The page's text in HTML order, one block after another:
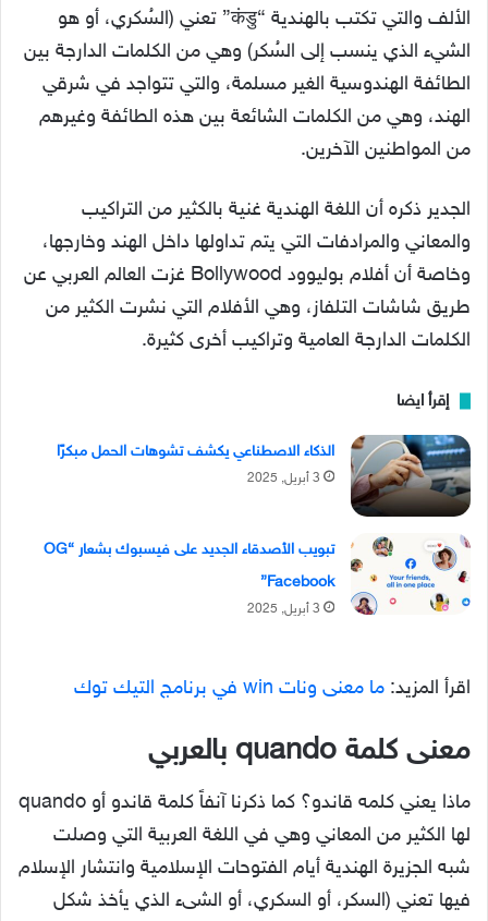
الألف والتي تكتب بالهندية “कंडु” تعني (السُكري، أو هو
الشيء الذي ينسب إلى السُكر) وهي من الكلمات الدارجة بين
الطائفة الهندوسية الغير مسلمة، والتي تتواجد في شرقي
الهند، وهي من الكلمات الشائعة بين هذه الطائفة وغيرهم
من المواطنين الآخرين.
الجدير ذكره أن اللغة الهندية غنية بالكثير من التراكيب
والمعاني والمرادفات التي يتم تداولها داخل الهند وخارجها،
وخاصة أن أفلام بوليوود Bollywood غزت العالم العربي عن
طريق شاشات التلفاز، وهي الأفلام التي نشرت الكثير من
الكلمات الدارجة العامية وتراكيب أخرى كثيرة.
إقرأ ايضا
الذكاء الاصطناعي يكشف تشوهات الحمل مبكرًا
3 أبريل, 2025
تبويب الأصدقاء الجديد على فيسبوك بشعار “OG
Facebook”
3 أبريل, 2025
اقرأ المزيد: ما معنى ونات win في برنامج التيك توك
معنى كلمة quando بالعربي
ماذا يعني كلمه قاندو؟ كما ذكرنا آنفاً كلمة قاندو أو quando
لها الكثير من المعاني وهي في اللغة العربية التي وصلت
شبه الجزيرة الهندية أيام الفتوحات الإسلامية وانتشار الإسلام
فيها تعني (السكر، أو السكري، أو الشىء الذي يأخذ شكل